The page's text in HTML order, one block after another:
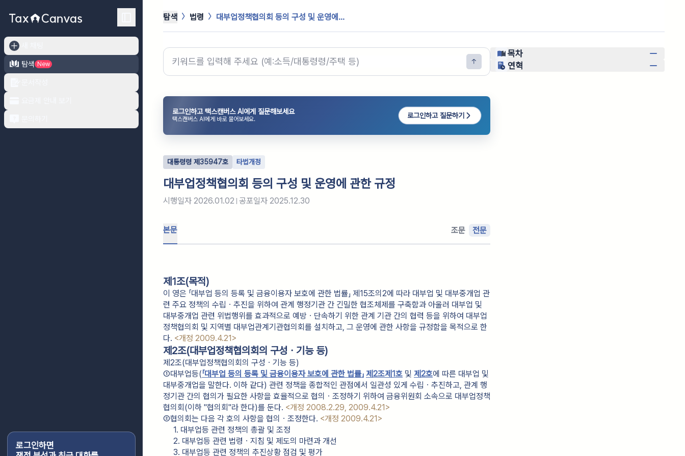
탐색
New
로그인하면
탐색 법령 대부업정책협의회 등의 구성 및 운영에...
로그인하고 택스캔버스 AI에게 질문해보세요
택스캔버스 AI에게 바로 물어보세요. 로그인하고 질문하기
대통령령 제 35947호 타법개정
대부업정책협의회 등의 구성 및 운영에 관한 규정
시행일자 2026.01.02 공포일자 2025.12.30
본문 조문 전문
제1조(목적)
이 영은 「대부업 등의 등록 및 금융이용자 보호에 관한 법률」 제15조의2에 따라 대부업 및 대부중개업 관
련 주요 정책의 수립ㆍ추진을 위하여 관계 행정기관 간 긴밀한 협조체제를 구축함과 아울러 대부업 및
대부중개업 관련 위법행위를 효과적으로 예방ㆍ단속하기 위한 관계 기관 간의 협력 등을 위하여 대부업
정책협의회 및 지역별 대부업관계기관협의회를 설치하고, 그 운영에 관한 사항을 규정함을 목적으로 한
다. <개정 2009.4.21>
제2조(대부업정책협의회의 구성ㆍ기능 등)
제2조(대부업정책협의회의 구성ㆍ기능 등)
①대부업등(「대부업 등의 등록 및 금융이용자 보호에 관한 법률」 제2조제1호 및 제2호에 따른 대부업 및
대부중개업을 말한다. 이하 같다) 관련 정책을 종합적인 관점에서 일관성 있게 수립ㆍ추진하고, 관계 행
정기관 간의 협의가 필요한 사항을 효율적으로 협의ㆍ조정하기 위하여 금융위원회 소속으로 대부업정책
협의회(이하 "협의회"라 한다)를 둔다. <개정 2008.2.29, 2009.4.21>
②협의회는 다음 각 호의 사항을 협의ㆍ조정한다. <개정 2009.4.21>
1. 대부업등 관련 정책의 총괄 및 조정
2. 대부업등 관련 법령ㆍ지침 및 제도의 마련과 개선
3. 대부업등 관련 정책의 추진상황 점검 및 평가
목차
연혁